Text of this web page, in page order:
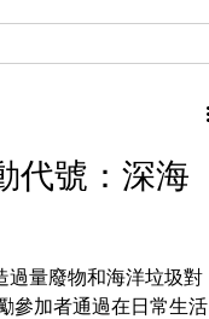
代號：深海
過量廢物和海洋垃圾對
參加者通過在日常生活